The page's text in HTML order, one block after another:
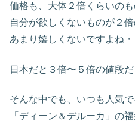
価格も、大体２倍くらいのも
自分が欲しくないものが２
あまり嬉しくないですよね・
日本だと３倍〜５倍の値段
そんな中でも、いつも人気で
「ディーン＆デルーカ」の